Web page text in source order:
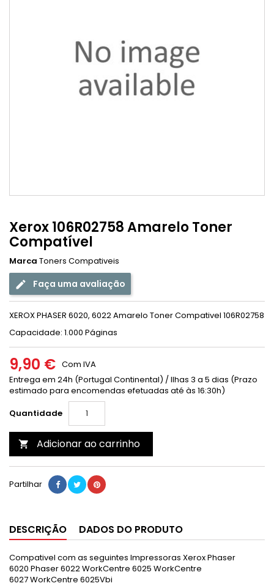
Xerox 106R02758 Amarelo Toner
Compatível
Marca Toners Compativeis
Faça uma avaliação
XEROX PHASER 6020, 6022 Amarelo Toner Compativel 106R02758
Capacidade: 1.000 Páginas
9,90 € Com IVA
Entrega em 24h (Portugal Continental) / Ilhas 3 a 5 dias (Prazo
estimado para encomendas efetuadas até às 16:30h)
Quantidade
 Adicionar ao carrinho
Partilhar
DESCRIÇÃO DADOS DO PRODUTO
Compativel com as seguintes Impressoras Xerox Phaser
6020 Phaser 6022WorkCentre 6025 WorkCentre
6027WorkCentre 6025Vbi